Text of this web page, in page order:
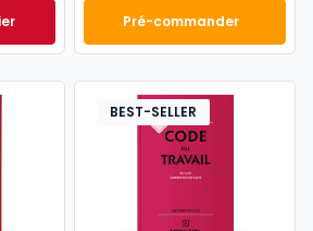
2027, annoté à 49,00 € TTC
Pré-commander
Mémento
BEST-SELLER